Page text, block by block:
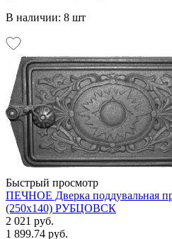
В наличии: 8 шт
Быстрый просмотр
ПЕЧНОЕ Дверка поддувальная
(250х140) РУБЦОВСК
2 021 руб.
1 899.74 руб.